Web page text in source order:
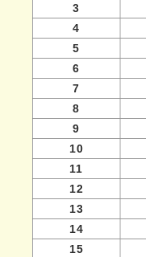
3
4
5
6
7
8
9
10
11
12
13
14
15